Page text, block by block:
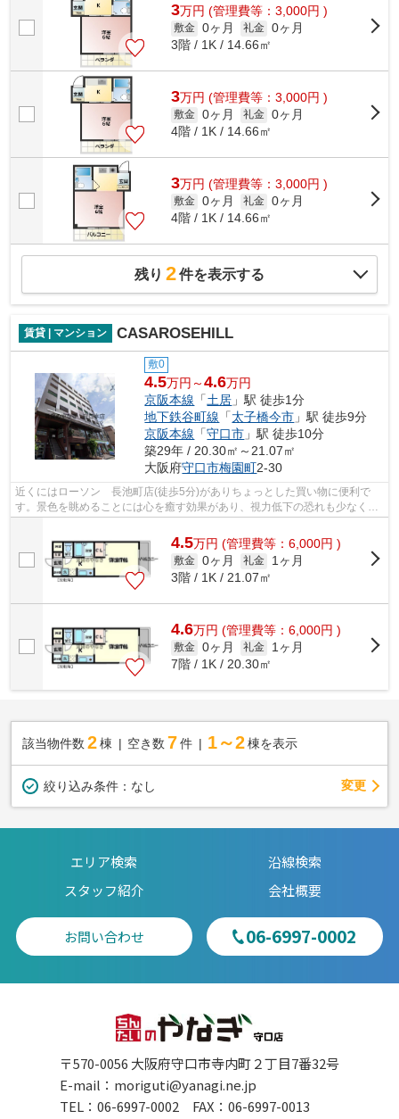
3万円 (管理費等：3,000円 )
敷金 0ヶ月 礼金 0ヶ月
3階 / 1K / 14.66㎡
3万円 (管理費等：3,000円 )
敷金 0ヶ月 礼金 0ヶ月
4階 / 1K / 14.66㎡
3万円 (管理費等：3,000円 )
敷金 0ヶ月 礼金 0ヶ月
4階 / 1K / 14.66㎡
残り 2件を表示する
賃貸 | マンション CASAROSEHILL
敷0
4.5万円～4.6万円
京阪本線 「土居 」駅 徒歩1分
地下鉄谷町線 「太子橋今市 」駅 徒歩9分
京阪本線 「守口市 」駅 徒歩10分
築29年 / 20.30㎡～21.07㎡
大阪府守口市梅園町2-30
近くにはローソン 長池町店(徒歩5分)がありちょっとした買い物に便利で
す。景色を眺めることには心を癒す効果があり、視力低下の恐れも少なくし
てくれます。周辺に2駅あるので電車通...
4.5万円 (管理費等：6,000円 )
敷金 0ヶ月 礼金
1ヶ月
3階 / 1K / 21.07㎡
4.6万円 (管理費等：6,000円 )
敷金 0ヶ月 礼金
1ヶ月
7階 / 1K / 20.30㎡
該当物件数 2棟 空き数 7 件 1～2 棟を表示
絞り込み条件： なし 変更
エリア検索
沿線検索
スタッフ紹介
会社概要
お問い合わせ 06-6997-0002
〒570-0056 大阪府守口市寺内町２丁目7番32号
E-mail： moriguti@yanagi.ne.jp
TEL：06-6997-0002 FAX：06-6997-0013